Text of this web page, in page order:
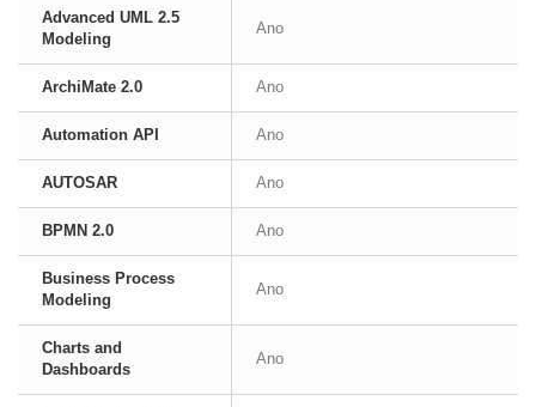
Advanced UML 2.5
Modeling
Ano
ArchiMate 2.0 Ano
Automation API Ano
AUTOSAR Ano
BPMN 2.0 Ano
Business Process
Modeling
Ano
Charts and
Dashboards
Ano